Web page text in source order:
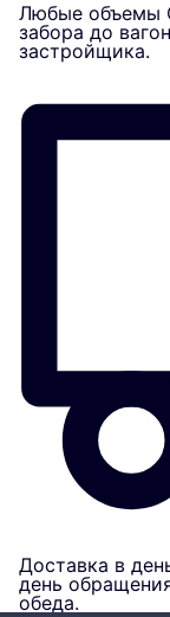
Любые объемы
забора до
застройщика.
Доставка в
день
обеда.